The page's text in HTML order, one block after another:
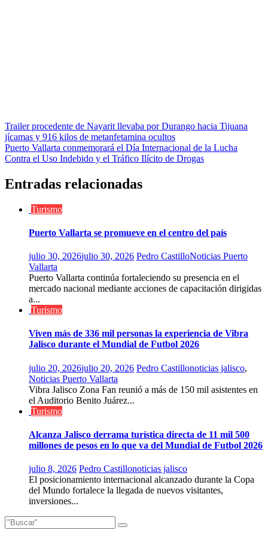
Navegación
de
entradas
Trailer procedente de Nayarit llevaba por Durango hacia Tijuana
jícamas y 916 kilos de metanfetamina ocultos
Puerto Vallarta conmemorará el Día Internacional de la Lucha
Contra el Uso Indebido y el Tráfico Ilícito de Drogas
Entradas relacionadas
Turismo
Puerto Vallarta se promueve en el centro del país
julio 30, 2026julio 30, 2026 Pedro CastilloNoticias Puerto
Vallarta
Puerto Vallarta continúa fortaleciendo su presencia en el
mercado nacional mediante acciones de capacitación dirigidas
a...
Turismo
Viven más de 336 mil personas la experiencia de Vibra
Jalisco durante el Mundial de Futbol 2026
julio 20, 2026julio 20, 2026 Pedro Castillonoticias jalisco,
Noticias Puerto Vallarta
Vibra Jalisco Zona Fan reunió a más de 150 mil asistentes en
el Auditorio Benito Juárez...
Turismo
Alcanza Jalisco derrama turística directa de 11 mil 500
millones de pesos en lo que va del Mundial de Futbol 2026
julio 8, 2026 Pedro Castillonoticias jalisco
El posicionamiento internacional alcanzado durante la Copa
del Mundo fortalece la llegada de nuevos visitantes,
inversiones...